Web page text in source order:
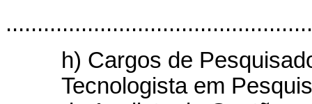
h) Cargos de
Tecnologista em